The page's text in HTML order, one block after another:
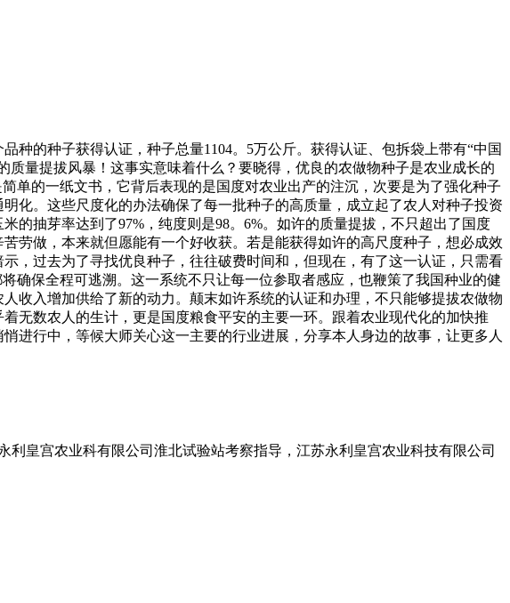
的种子获得认证，种子总量1104。5万公斤。获得认证、包拆袋上带有“中国
量提拔风暴！这事实意味着什么？要晓得，优良的农做物种子是农业成长的
单的一纸文书，它背后表现的是国度对农业出产的注沉，次要是为了强化种子
化。这些尺度化的办法确保了每一批种子的高质量，成立起了农人对种子投资
的抽芽率达到了97%，纯度则是98。6%。如许的质量提拔，不只超出了国度
劳做，本来就但愿能有一个好收获。若是能获得如许的高尺度种子，想必成效
，过去为了寻找优良种子，往往破费时间和，但现在，有了这一认证，只需看
确保全程可逃溯。这一系统不只让每一位参取者感应，也鞭策了我国种业的健
收入增加供给了新的动力。颠末如许系统的认证和办理，不只能够提拔农做物
无数农人的生计，更是国度粮食平安的主要一环。跟着农业现代化的加快推
进行中，等候大师关心这一主要的行业进展，分享本人身边的故事，让更多人
皇宫农业科有限公司淮北试验站考察指导，江苏永利皇宫农业科技有限公司